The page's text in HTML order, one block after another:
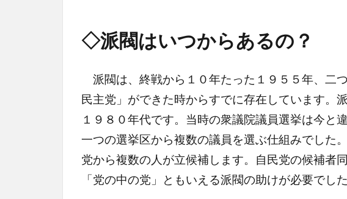
◇派閥はいつからあるの？
派閥は、終戦から１０年たった１９５５年、二
民主党」ができた時からすでに存在しています。
１９８０年代です。当時の衆議院議員選挙は今と
一つの選挙区から複数の議員を選ぶ仕組みでした
党から複数の人が立候補します。自民党の候補者
「党の中の党」ともいえる派閥の助けが必要でした